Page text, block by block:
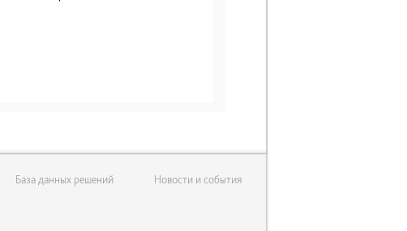
База данных решений Новости и события